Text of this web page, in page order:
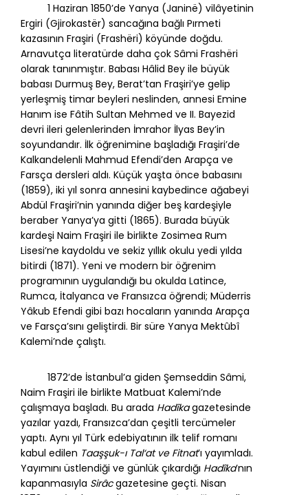
1 Haziran 1850’de Yanya (Janinë) vilâyetinin
Ergiri (Gjirokastër) sancağına bağlı Pırmeti
kazasının Fraşiri (Frashëri) köyünde doğdu.
Arnavutça literatürde daha çok Sâmi Frashëri
olarak tanınmıştır. Babası Hâlid Bey ile büyük
babası Durmuş Bey, Berat’tan Fraşiri’ye gelip
yerleşmiş timar beyleri neslinden, annesi Emine
Hanım ise Fâtih Sultan Mehmed ve II. Bayezid
devri ileri gelenlerinden İmrahor İlyas Bey’in
soyundandır. İlk öğrenimine başladığı Fraşiri’de
Kalkandelenli Mahmud Efendi’den Arapça ve
Farsça dersleri aldı. Küçük yaşta önce babasını
(1859), iki yıl sonra annesini kaybedince ağabeyi
Abdül Fraşiri’nin yanında diğer beş kardeşiyle
beraber Yanya’ya gitti (1865). Burada büyük
kardeşi Naim Fraşiri ile birlikte Zosimea Rum
Lisesi’ne kaydoldu ve sekiz yıllık okulu yedi yılda
bitirdi (1871). Yeni ve modern bir öğrenim
programının uygulandığı bu okulda Latince,
Rumca, İtalyanca ve Fransızca öğrendi; Müderris
Yâkub Efendi gibi bazı hocaların yanında Arapça
ve Farsça’sını geliştirdi. Bir süre Yanya Mektûbî
Kalemi’nde çalıştı.
1872’de İstanbul’a giden Şemseddin Sâmi,
Naim Fraşiri ile birlikte Matbuat Kalemi’nde
çalışmaya başladı. Bu arada Hadîkagazetesinde
yazılar yazdı, Fransızca’dan çeşitli tercümeler
yaptı. Aynı yıl Türk edebiyatının ilk telif romanı
kabul edilen Taaşşuk-ı Tal‘at ve Fitnat’ı yayımladı.
Yayımını üstlendiği ve günlük çıkardığı Hadîka’nın
kapanmasıyla Sirâcgazetesine geçti. Nisan